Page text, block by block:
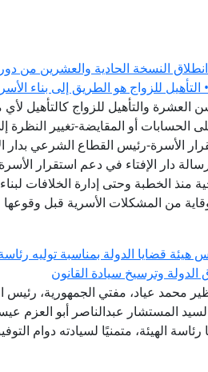
النسخة الحادية والعشرين من
التأهيل للزواج هو الطريق إلى بناء
العشرة والتأهيل للزواج كالتأهيل
الحسابات أو المقايضة-تغيير النظرة
الأسرة-رئيس القطاع الشرعي بدار
دار الإفتاء في دعم استقرار
منذ الخطبة وحتى إدارة الخلافات
من المشكلات الأسرية قبل وقوعها
قضايا الدولة بمناسبة توليه
وترسيخ سيادة القانون
محمد عياد، مفتي الجمهورية، رئيس
السيد المستشار عبدالناصر أبو العزم
رئاسة الهيئة، متمنيًا لسيادته دوام